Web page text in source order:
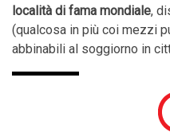
località di fama mondiale,
(qualcosa in più coi mezzi
abbinabili al soggiorno in